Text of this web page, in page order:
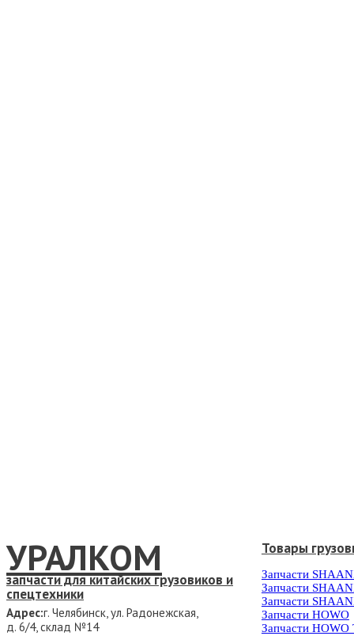
УРАЛКОМ
запчасти для китайских грузовиков и
спецтехники
Адрес:г. Челябинск, ул. Радонежская,
д. 6/4, склад №14
Товары
Запчасти
Запчасти
Запчасти
Запчасти HOWO
Запчасти HOWO